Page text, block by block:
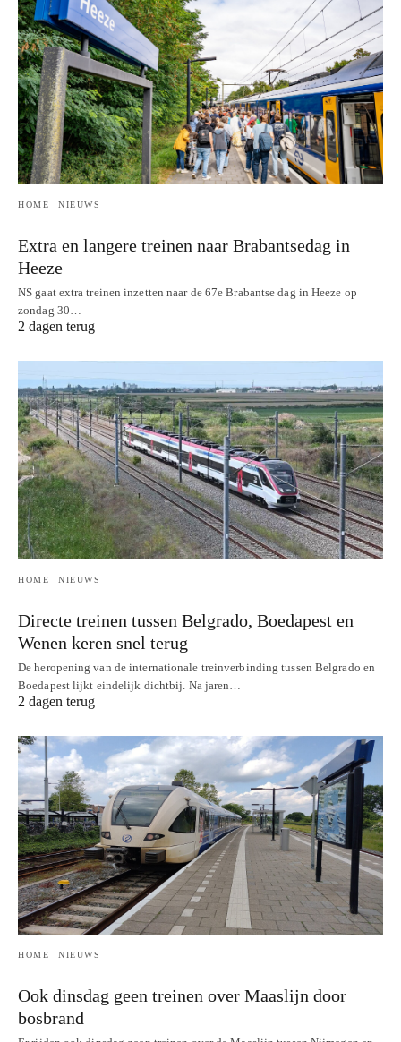
HOME NIEUWS
Extra en langere treinen naar Brabantsedag in
Heeze
NS gaat extra treinen inzetten naar de 67e Brabantse dag in Heeze op
zondag 30…
2 dagen terug
HOME NIEUWS
Directe treinen tussen Belgrado, Boedapest en
Wenen keren snel terug
De heropening van de internationale treinverbinding tussen Belgrado en
Boedapest lijkt eindelijk dichtbij. Na jaren…
2 dagen terug
HOME NIEUWS
Ook dinsdag geen treinen over Maaslijn door
bosbrand